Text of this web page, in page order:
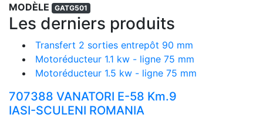
MODÈLE GATG501
Les derniers produits
Transfert 2 sorties entrepôt 90 mm
Motoréducteur 1.1 kw - ligne 75 mm
Motoréducteur 1.5 kw - ligne 75 mm
707388 VANATORI E-58 Km.9
IASI-SCULENI ROMANIA